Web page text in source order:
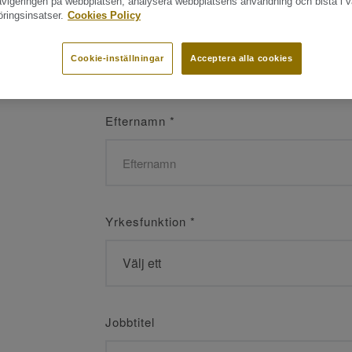
Namn
Efternamn *
Yrkesfunktion *
Jobbtitel
Cookies Policy
Acceptera alla cookies
Cookie-inställningar